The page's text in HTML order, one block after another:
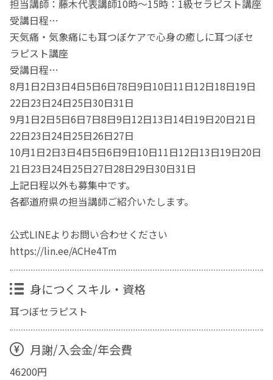
担当講師：藤木代表講師10時～15時：1級セラピスト講座
受講日程…
天気痛・気象痛にも耳つぼケアで心身の癒しに耳つぼセ
ラピスト講座
受講日程…
8月1日2日3日4日5日6日78日9日10日11日12日18日19日
22日23日24日25日30日31日
9月1日2日5日6日7日8日9日12日13日14日19日20日21日
22日23日24日25日26日27日
10月1日2日3日4日5日6日9日10日11日12日13日19日20日
21日23日24日25日27日28日29日30日31日
上記日程以外も募集中です。
各都道府県の担当講師ご紹介いたします。
公式LINEよりお問い合わせください
https://lin.ee/ACHe4Tm
身につくスキル・資格
耳つぼセラピスト
月謝/入会金/年会費
46200円